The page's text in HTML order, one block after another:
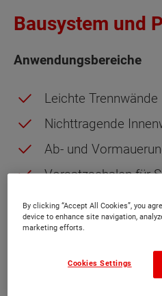
Bausystem und
Anwendungsbereiche
Leichte Trennwände
Nichttragende
Ab- und
Vorsatzschalen für
Ausfachungen und
Leichte, massive
By clicking “Accept All Cookies”, you
device to enhance site navigation,
marketing efforts.
Cookies Settings